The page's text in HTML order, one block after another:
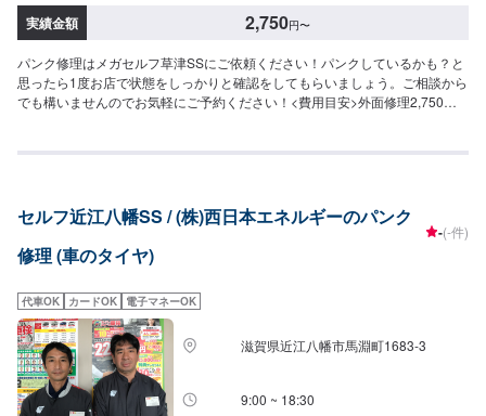
実績金額 2,750円〜
パンク修理はメガセルフ草津SSにご依頼ください！パンクしているかも？と
思ったら1度お店で状態をしっかりと確認をしてもらいましょう。ご相談から
でも構いませんのでお気軽にご予約ください！<費用目安>外面修理2,750円
セルフ近江八幡SS / (株)西日本エネルギーのパンク
修理 (車のタイヤ)
-(-件)
代車OK カードOK 電子マネーOK
滋賀県近江八幡市馬淵町1683-3
9:00 ~ 18:30